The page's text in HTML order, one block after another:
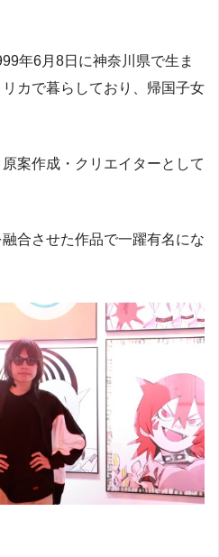
年6月8日に神奈川県で生ま
カで暮らしており、帰国子女
案作成・クリエイターとして
合させた作品で一躍有名にな